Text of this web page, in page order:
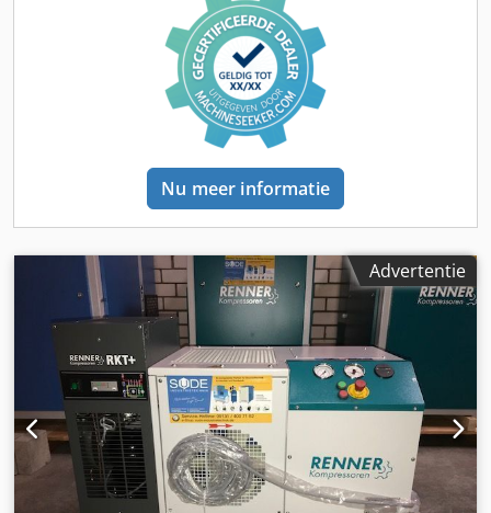
Type : COMBI 6/270D Bedrijfsoverdruk : 8 bar(ue) Debiet,
volgens ISO 1217 Bijlage C : 0,82 m³/min
Beschermingsklasse / isolatieklasse aandrijfmotor : IP 55/ F
Nominaal vermogen aandrijfmotor : 5,5 kW
Bedrijfsspanning / frequentie : 400/50 V/Hz
Geluidsdrukniveau (DIN 45635 T.13) : 63 dB(A) Lengte :
1180 mm Breedte : 770 mm Hoogte : 1680 mm Gewicht :
455 kg Perslucht aansluiting : G 3/4" Bezoek onze winkel.
We hebben altijd een grote selectie nieuwe en gebruikte
compressoren op voorraad! Onmiddellijk beschikbaar.
Nu meer informatie
Advertentie